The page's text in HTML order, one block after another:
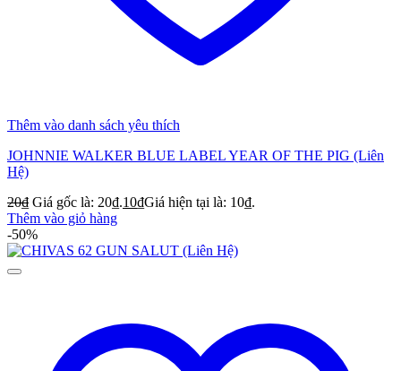
Thêm vào danh sách yêu thích
JOHNNIE WALKER BLUE LABEL YEAR OF THE PIG (Liên
Hệ)
20₫ Giá gốc là: 20₫.10₫Giá hiện tại là: 10₫.
Thêm vào giỏ hàng
-50%